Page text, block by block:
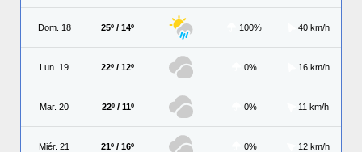
Dom. 18 25º / 14º 100% 40 km/h
Lun. 19 22º / 12º 0% 16 km/h
Mar. 20 22º / 11º 0% 11 km/h
Miér. 21 21º / 16º 0% 12 km/h